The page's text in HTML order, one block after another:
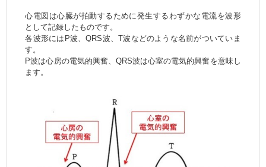
心電図は心臓が拍動するために発生するわずかな電流を波形
として記録したものです。
各波形にはP波、QRS波、T波などのような名前がついていま
す。
P波は心房の電気的興奮、QRS波は心室の電気的興奮を意味し
ます。